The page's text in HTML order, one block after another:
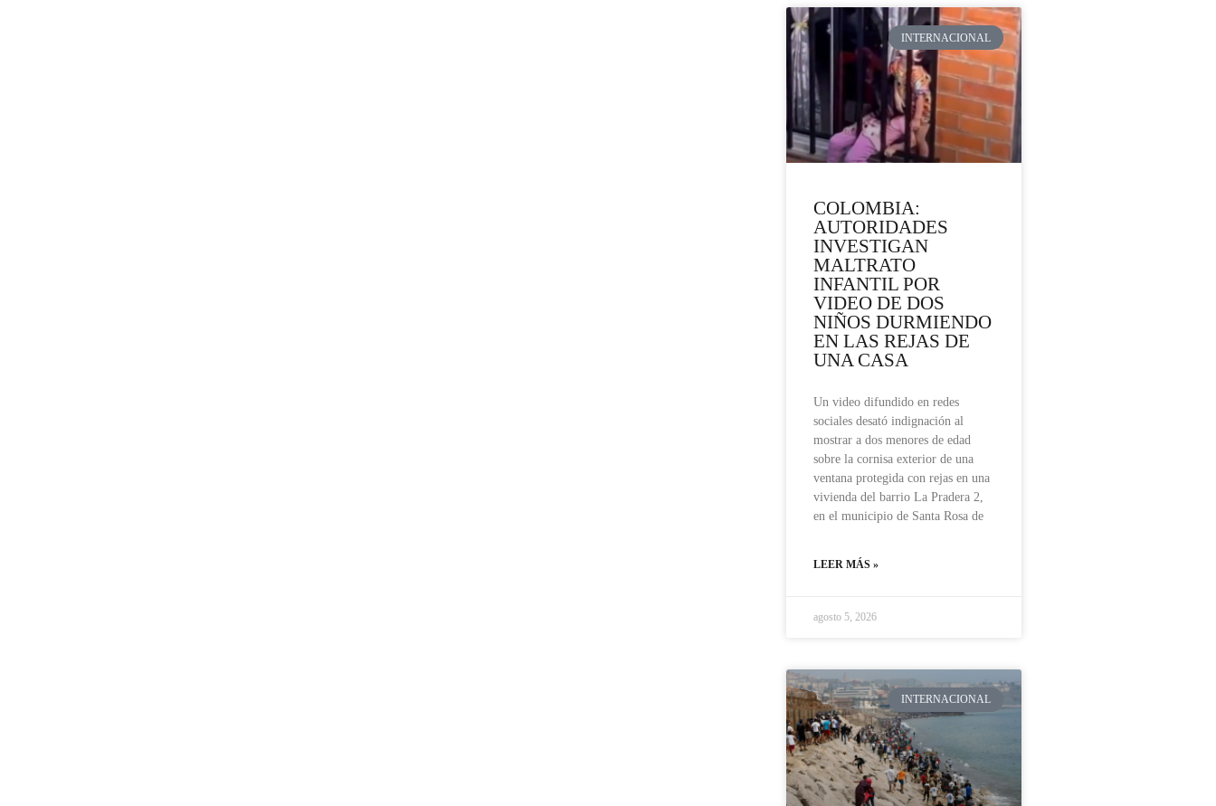
INTERNACIONAL
COLOMBIA:
AUTORIDADES
INVESTIGAN
MALTRATO
INFANTIL POR
VIDEO DE DOS
NIÑOS DURMIENDO
EN LAS REJAS DE
UNA CASA
Un video difundido en redes
sociales desató indignación al
mostrar a dos menores de edad
sobre la cornisa exterior de una
ventana protegida con rejas en una
vivienda del barrio La Pradera 2,
en el municipio de Santa Rosa de
LEER MÁS »
agosto 5, 2026
INTERNACIONAL